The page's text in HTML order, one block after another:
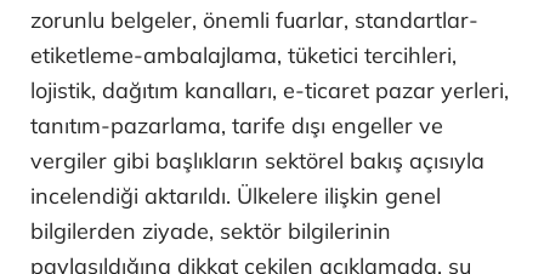
zorunlu belgeler, önemli fuarlar, standartlar-
etiketleme-ambalajlama, tüketici tercihleri,
lojistik, dağıtım kanalları, e-ticaret pazar yerleri,
tanıtım-pazarlama, tarife dışı engeller ve
vergiler gibi başlıkların sektörel bakış açısıyla
incelendiği aktarıldı. Ülkelere ilişkin genel
bilgilerden ziyade, sektör bilgilerinin
paylaşıldığına dikkat çekilen açıklamada, şu